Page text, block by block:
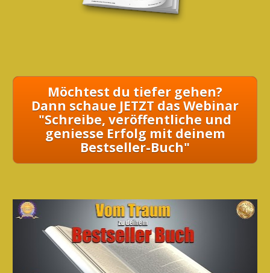
Möchtest du tiefer gehen?
Dann schaue JETZT das Webinar
"Schreibe, veröffentliche und
geniesse Erfolg mit deinem
Bestseller-Buch"